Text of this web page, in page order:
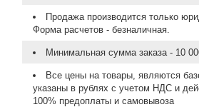
Продажа производится только
Форма расчетов - безналичная.
Минимальная сумма заказа - 10
Все цены на товары, являются
указаны в рублях с учетом НДС и
100% предоплаты и самовывоза